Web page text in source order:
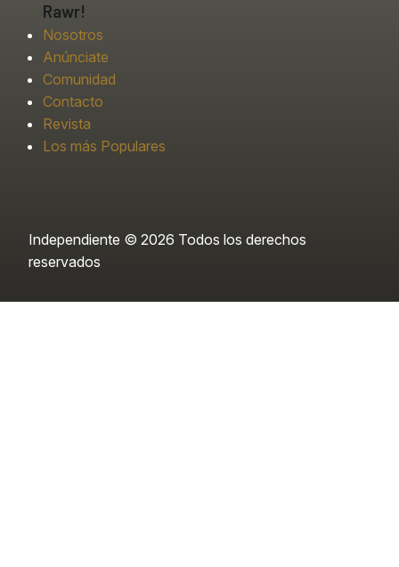
Rawr!
Nosotros
Anúnciate
Comunidad
Contacto
Revista
Los más Populares
Independiente © 2026 Todos los derechos
reservados